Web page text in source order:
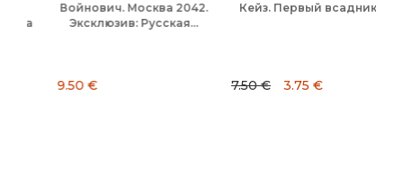
2042.
Кейз. Первый всадник
7.50 €
Тургенев. Дым.
7.90 €